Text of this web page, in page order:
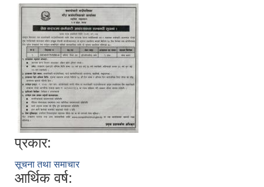
प्रकार:
सूचना तथा समाचार
आर्थिक वर्ष: